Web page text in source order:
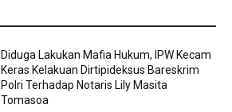
Diduga Lakukan Mafia Hukum, IPW Kecam
Keras Kelakuan Dirtipideksus Bareskrim
Polri Terhadap Notaris Lily Masita
Tomasoa